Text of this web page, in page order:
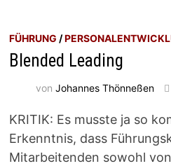
FÜHRUNG /
Blended Leading
vonJohannes Thönneßen
KRITIK: Es musste ja so
Erkenntnis, dass
Mitarbeitenden sowohl